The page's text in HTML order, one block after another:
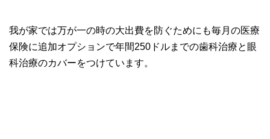
我が家では万が一の時の大出費を防ぐためにも毎月の医療
保険に追加オプションで年間250ドルまでの歯科治療と眼
科治療のカバーをつけています。